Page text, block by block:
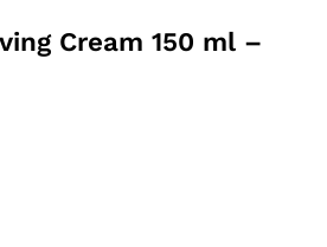
Cream 150 ml –